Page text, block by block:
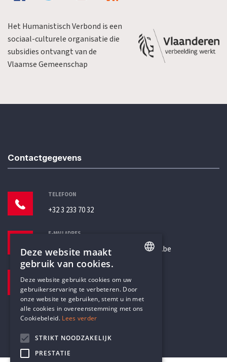
Het Humanistisch Verbond is een
sociaal-culturele organisatie die
subsidies ontvangt van de
Vlaamse Gemeenschap
Contactgegevens
TELEFOON
+32 3 233 70 32
E-MAILADRES
secretariaat@humanistischverbond.be
Pottenbrug 4
Antwerpen, 2000
DUTCH
Deze website maakt
gebruik van cookies.
Deze website gebruikt cookies om uw
gebruikerservaring te verbeteren. Door
onze website te gebruiken, stemt u in met
alle cookies in overeenstemming met ons
Cookiebeleid. Lees verder
STRIKT NOODZAKELIJK
PRESTATIE